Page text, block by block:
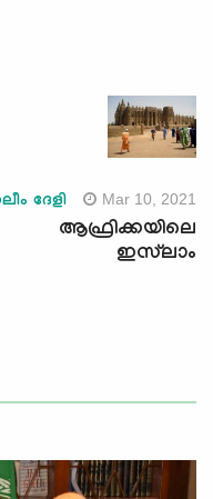
ദേളി Mar 10, 2021
ആഫ്രിക്കയിലെ
ഇസ്‌ലാം